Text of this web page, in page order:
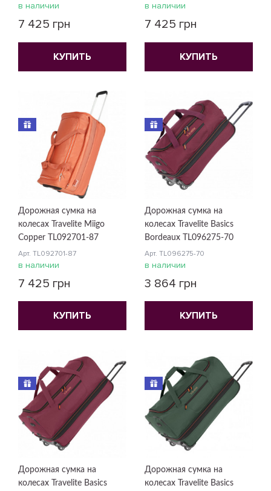
в наличии
7 425 грн
КУПИТЬ
в наличии
7 425 грн
КУПИТЬ
Дорожная сумка на
колесах Travelite Miigo
Copper TL092701-87
Арт. TL092701-87
в наличии
7 425 грн
КУПИТЬ
Дорожная сумка на
колесах Travelite Basics
Bordeaux TL096275-70
Арт. TL096275-70
в наличии
3 864 грн
КУПИТЬ
Дорожная сумка на
колесах Travelite Basics
Дорожная сумка на
колесах Travelite Basics